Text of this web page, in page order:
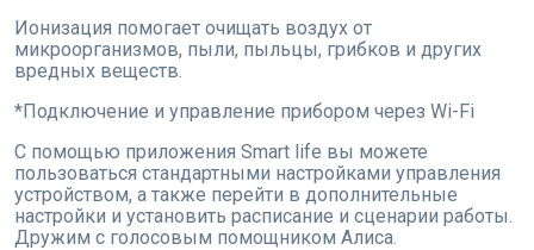
Ионизация помогает очищать воздух от
микроорганизмов, пыли, пыльцы, грибков и других
вредных веществ.
*Подключение и управление прибором через Wi-Fi
С помощью приложения Smart life вы можете
пользоваться стандартными настройками управления
устройством, а также перейти в дополнительные
настройки и установить расписание и сценарии работы.
Дружим с голосовым помощником Алиса.